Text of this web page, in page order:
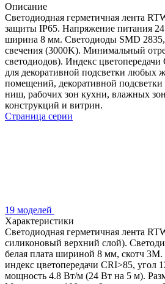
Описание
Светодиодная герметичная лента
защиты IP65. Напряжение питания
ширина 8 мм. Светодиоды SMD 2835,
свечения (3000K). Минимальный
светодиодов). Индекс
для декоративной подсветки любых
помещений, декоративной
ниш, рабочих зон кухни, влажных
конструкций и витрин.
Страница серии
19 моделей
Характеристики
Светодиодная герметичная лента
силиконовый верхний слой).
белая плата шириной 8 мм, скотч
индекс цветопередачи CRI>85, угол
мощность 4.8 Вт/м (24 Вт на 5 м).